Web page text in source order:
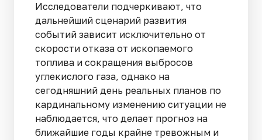
Исследователи подчеркивают, что
дальнейший сценарий развития
событий зависит исключительно от
скорости отказа от ископаемого
топлива и сокращения выбросов
углекислого газа, однако на
сегодняшний день реальных планов по
кардинальному изменению ситуации не
наблюдается, что делает прогноз на
ближайшие годы крайне тревожным и